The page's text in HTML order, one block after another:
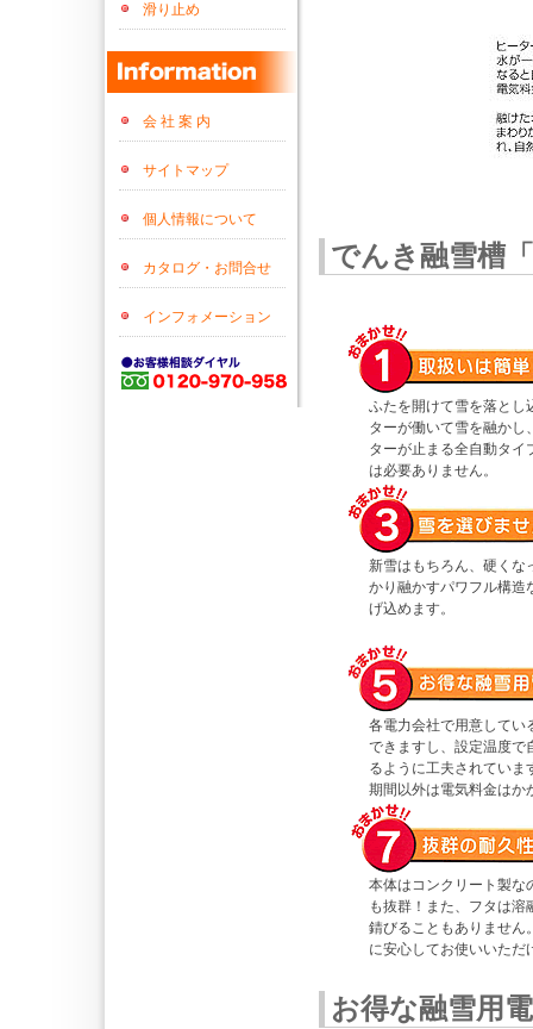
滑り止め
会 社 案 内
サイトマップ
個人情報について
カタログ・お問合せ
インフォメーション
でんき融雪槽
ふたを開けて雪を落とし
ターが働いて雪を融かし
ターが止まる全自動タイ
は必要ありません。
新雪はもちろん、硬くな
かり融かすパワフル構造
げ込めます。
各電力会社で用意してい
できますし、設定温度で
るように工夫されていま
期間以外は電気料金はか
本体はコンクリート製な
も抜群！また、フタは溶
錆びることもありません
に安心してお使いいただ
お得な融雪用